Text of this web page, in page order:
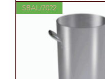
SBAL/7022